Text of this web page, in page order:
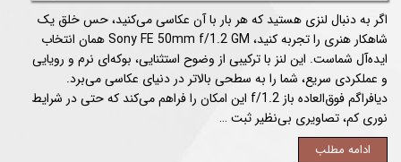
اگر به دنبال لنزی هستید که هر بار با آن عکاسی می‌کنید، حس خلق یک
شاهکار هنری را تجربه کنید، Sony FE 50mm f/1.2 GM همان انتخاب
ایده‌آل شماست. این لنز با ترکیبی از وضوح استثنایی، بوکه‌ای نرم و رویایی
و عملکردی سریع، شما را به سطحی بالاتر در دنیای عکاسی می‌برد.
دیافراگم فوق‌العاده باز f/1.2 این امکان را فراهم می‌کند که حتی در شرایط
نوری کم، تصاویری بی‌نظیر ثبت …
ادامه مطلب